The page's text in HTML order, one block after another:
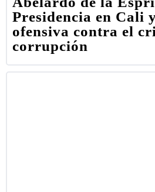
Presidencia en Cali
ofensiva contra el
corrupción